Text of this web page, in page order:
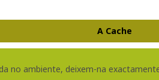
A Cache
no ambiente, deixem-na